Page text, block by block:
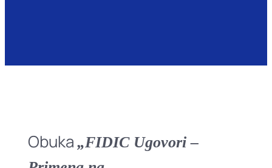
Obuka„FIDIC Ugovori –